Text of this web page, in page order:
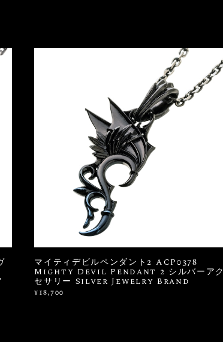
マイティデビルペンダント2 ACP0378
Mighty Devil Pendant 2 シルバーアク
セサリー Silver Jewelry Brand
¥18,700